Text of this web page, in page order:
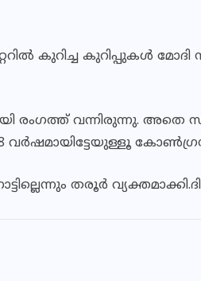
കുറിച്ച കുറിപ്പുകൾ
രംഗത്ത് വന്നിരുന്നു. അതെ
തരൂര്‍